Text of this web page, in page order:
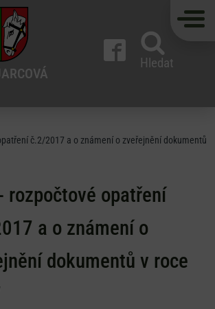
Hledat
č.2/2017 a o známení o zveřejnění dokumentů
rozpočtové opatření
a o známení o
dokumentů v roce